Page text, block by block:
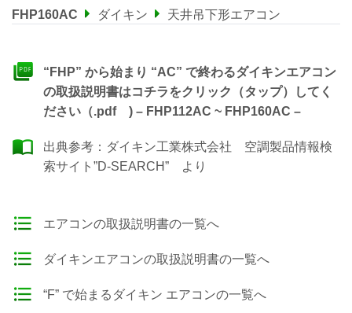
FHP160AC
ダイキン 天井吊下形エアコン
“FHP” から始まり “AC” で終わるダイキンエアコン
の取扱説明書はコチラをクリック（タップ）してく
ださい（.pdf ) – FHP112AC ~ FHP160AC –
出典参考： ダイキン工業株式会社 空調製品情報検
索サイト”D-SEARCH” より
エアコンの取扱説明書の一覧へ
ダイキンエアコンの取扱説明書の一覧へ
“F” で始まるダイキン エアコンの一覧へ